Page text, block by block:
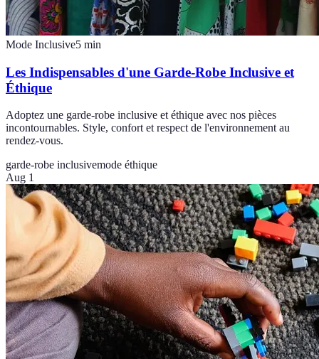
Mode Inclusive5 min
Les Indispensables d'une Garde-Robe Inclusive et
Éthique
Adoptez une garde-robe inclusive et éthique avec nos pièces
incontournables. Style, confort et respect de l'environnement au
rendez-vous.
garde-robe inclusivemode éthique
Aug 1